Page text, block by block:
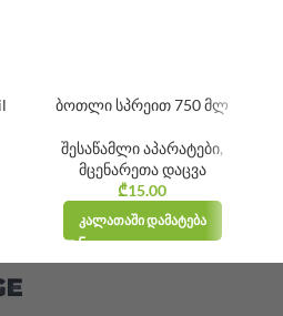
ბოთლი სპრეით 750 მლ
შესაწამლი აპარატები,
მცენარეთა დაცვა
₾15.00
ᲙᲐᲚᲐᲗᲐᲨᲘ ᲓᲐᲛᲐᲢᲔᲑᲐ